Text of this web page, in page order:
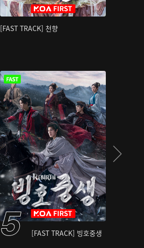
[FAST TRACK] 천향
[FAST TRACK] 빙호중생